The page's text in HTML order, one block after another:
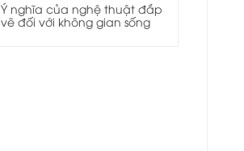
Ý nghĩa của nghệ thuật đắp
vẽ đối với không gian sống